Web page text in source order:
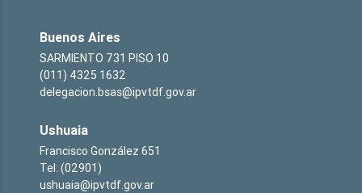
Buenos Aires
SARMIENTO 731 PISO 10
(011) 4325 1632
delegacion.bsas@ipvtdf.gov.ar
Ushuaia
Francisco González 651
Tel: (02901)
ushuaia@ipvtdf.gov.ar